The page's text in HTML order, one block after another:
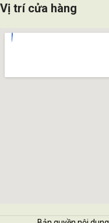
Vị trí cửa hàng